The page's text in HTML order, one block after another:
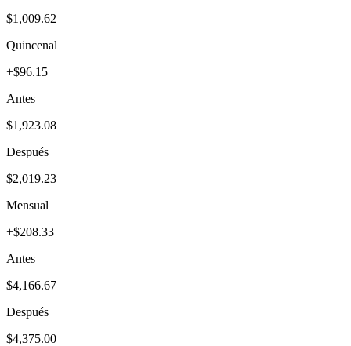
$1,009.62
Quincenal
+$96.15
Antes
$1,923.08
Después
$2,019.23
Mensual
+$208.33
Antes
$4,166.67
Después
$4,375.00